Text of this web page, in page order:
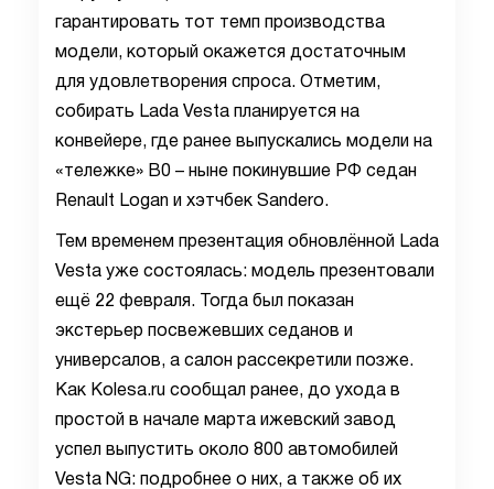
гарантировать тот темп производства
модели, который окажется достаточным
для удовлетворения спроса. Отметим,
собирать Lada Vesta планируется на
конвейере, где ранее выпускались модели на
«тележке» B0 – ныне покинувшие РФ седан
Renault Logan и хэтчбек Sandero.
Тем временем презентация обновлённой Lada
Vesta уже состоялась: модель презентовали
ещё 22 февраля. Тогда был показан
экстерьер посвежевших седанов и
универсалов, а салон рассекретили позже.
Как Kolesa.ru сообщал ранее, до ухода в
простой в начале марта ижевский завод
успел выпустить около 800 автомобилей
Vesta NG: подробнее о них, а также об их